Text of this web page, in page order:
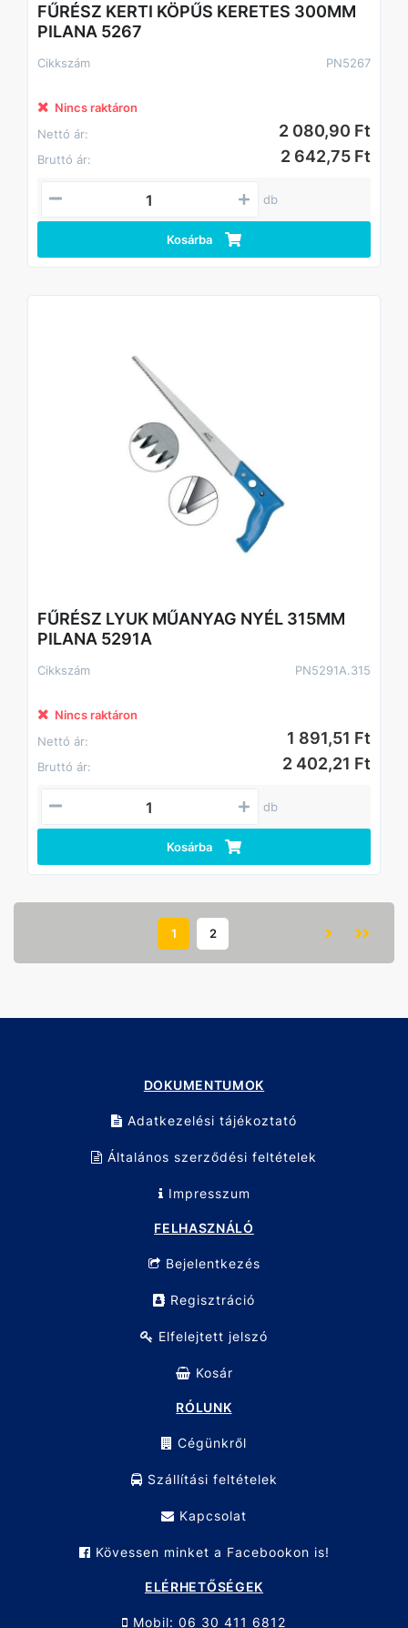
FŰRÉSZ KERTI KÖPŰS KERETES 300MM
PILANA 5267
Cikkszám PN5267
Nincs raktáron
Nettó ár:
2 080,90 Ft
Bruttó ár: 2 642,75 Ft
db
Kosárba
FŰRÉSZ LYUK MŰANYAG NYÉL 315MM
PILANA 5291A
Cikkszám PN5291A.315
Nincs raktáron
Nettó ár:
1 891,51 Ft
Bruttó ár: 2 402,21 Ft
db
Kosárba
1 2
DOKUMENTUMOK
Adatkezelési tájékoztató
Általános szerződési feltételek
Impresszum
FELHASZNÁLÓ
Bejelentkezés
Regisztráció
Elfelejtett jelszó
Kosár
RÓLUNK
Cégünkről
Szállítási feltételek
Kapcsolat
Kövessen minket a Facebookon is!
ELÉRHETŐSÉGEK
Mobil: 06 30 411 6812